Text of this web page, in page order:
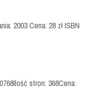
2003 Cena: 28 zł ISBN
stron: 368Cena: